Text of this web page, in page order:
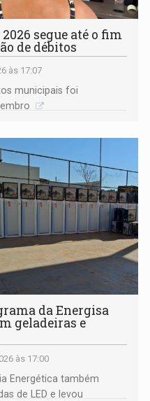
2026 segue até o fim
de débitos
às 17:07
municipais foi
da Energisa
geladeiras e
às 17:00
Energética também
de LED e levou